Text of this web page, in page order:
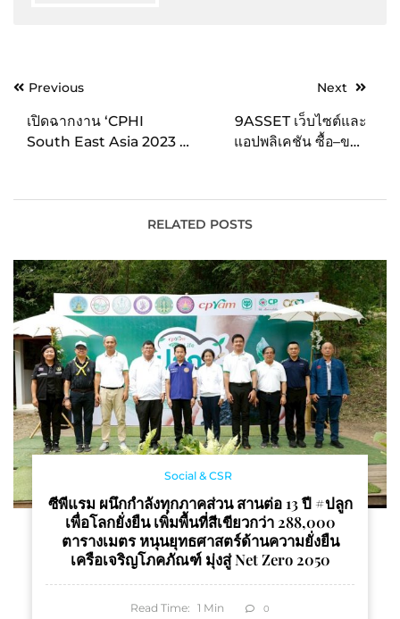
PostPrevious
เปิดฉากงาน ‘CPHI
South East Asia 2023 –
มั่นคงทางการยา โชว์
ศักยภาพการผลิตไทยไปสู่
Next
9ASSET เว็บไซต์และ
แอปพลิเคชัน ซื้อ–ขาย
อาชีพให้กับนักลงทุน
RELATED POSTS
Social & CSR
ซีพีแรม ผนึกกำลังทุกภาคส่วน สานต่อ 13 ปี #ปลูก
เพื่อโลกยั่งยืน เพิ่มพื้นที่สีเขียวกว่า 288,000
ตารางเมตร หนุนยุทธศาสตร์ด้านความยั่งยืน
เครือเจริญโภคภัณฑ์ มุ่งสู่ Net Zero 2050
Read Time: 1 Min 0